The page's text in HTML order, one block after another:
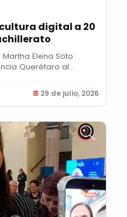
digital a 20
Elena Soto
Querétaro al
29 de julio, 2026